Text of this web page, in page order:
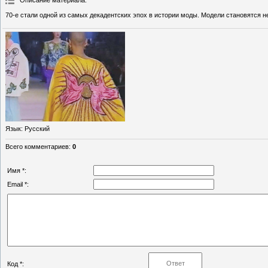
70-е стали одной из самых декадентских эпох в истории моды. Модели
Язык: Русский
Всего комментариев: 0
Имя *:
Email *:
Код *: